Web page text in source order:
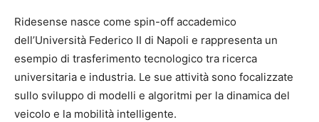
Ridesense nasce come spin-off accademico
dell’Università Federico II di Napoli e rappresenta un
esempio di trasferimento tecnologico tra ricerca
universitaria e industria. Le sue attività sono focalizzate
sullo sviluppo di modelli e algoritmi per la dinamica del
veicolo e la mobilità intelligente.